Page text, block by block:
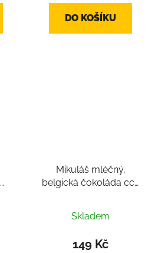
DO KOŠÍKU
Mikuláš mléčný,
belgická čokoláda cca
Skladem
149 Kč